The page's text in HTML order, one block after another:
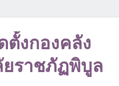
ตั้งกองคลัง
ราชภัฏพิบูล